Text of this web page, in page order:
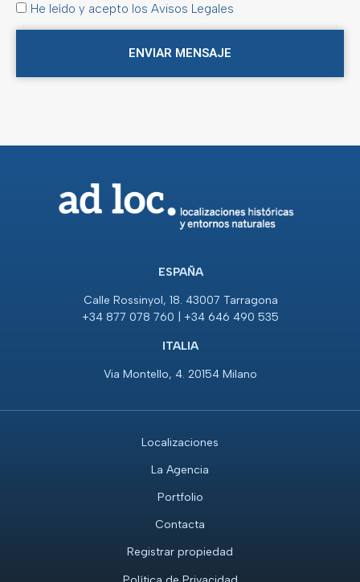
He leído y acepto los Avisos Legales
ENVIAR MENSAJE
ESPAÑA
Calle Rossinyol, 18. 43007 Tarragona
+34 877 078 760 | +34 646 490 535
ITALIA
Via Montello, 4. 20154 Milano
Localizaciones
La Agencia
Portfolio
Contacta
Registrar propiedad